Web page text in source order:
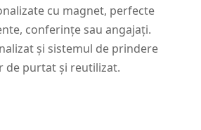
cu magnet, perfecte
conferințe sau angajați.
și sistemul de prindere
de purtat și reutilizat.